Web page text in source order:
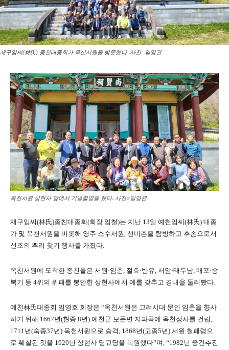
재구임씨(林氏) 종친대종회가 옥산서원을 방문했다. 사진=임영관
옥천서원 상현사 앞에서 기념촬영을 했다. 사진=임영관
재구임씨(林氏)종친대종회(회장 임철)는 지난 13일 예천임씨(林氏) 대종
가 및 옥천서원을 비롯해 영주 소수서원, 선비촌을 탐방하고 후손으로서
선조의 뿌리 찾기 행사를 가졌다.
옥천서원에 도착한 종친들은 서원·임춘, 절효·반유, 서암·태두남, 매포·송
복기 등 4위의 위패를 봉안한 상현사에서 예를 갖추고 경내을 둘러봤다.
예천林氏대종회 임영호 회장은 “옥천서원은 고려시대 문인 임춘을 향사
하기 위해 1667년(현종 8년) 예천군 보문면 지과곡에 옥천정사를 건립,
1711년(숙종37년) 옥천서원으로 승격, 1868년(고종5년) 서원 철폐령으
로 훼철된 것을 1920년 상현사 명교당을 복원했다”며, “1982년 중건추진